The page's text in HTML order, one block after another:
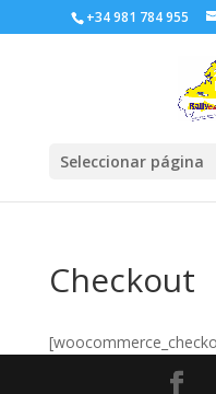
+34 981 784 955
Seleccionar página
Checkout